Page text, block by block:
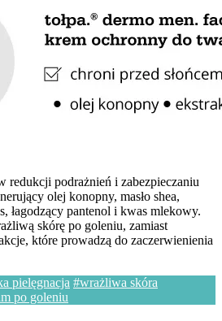
redukcji podrażnień i zabezpieczaniu
olej konopny, masło shea,
łagodzący pantenol i kwas mlekowy.
skórę po goleniu, zamiast
które prowadzą do zaczerwienienia
pielęgnacja #wrażliwa skóra
po goleniu